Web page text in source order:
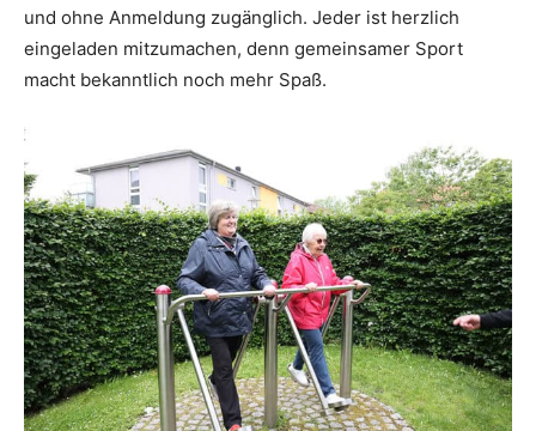
und ohne Anmeldung zugänglich. Jeder ist herzlich
eingeladen mitzumachen, denn gemeinsamer Sport
macht bekanntlich noch mehr Spaß.